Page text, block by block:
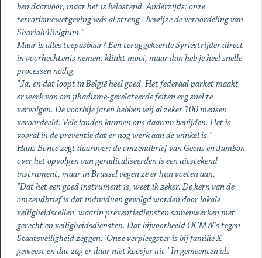
ben daarvóór, maar het is belastend. Anderzijds: onze
terrorismewetgeving wás al streng - bewijze de veroordeling van
Shariah4Belgium."
Maar is alles toepasbaar? Een teruggekeerde Syriëstrijder direct
in voorhechtenis nemen: klinkt mooi, maar dan heb je heel snelle
processen nodig.
"Ja, en dat loopt in België heel goed. Het federaal parket maakt
er werk van om jihadisme-gerelateerde feiten erg snel te
vervolgen. De voorbije jaren hebben wij al zeker 100 mensen
veroordeeld. Vele landen kunnen ons daarom benijden. Het is
vooral in de preventie dat er nog werk aan de winkel is."
Hans Bonte zegt daarover: de omzendbrief van Geens en Jambon
over het opvolgen van geradicaliseerden is een uitstekend
instrument, maar in Brussel vegen ze er hun voeten aan.
"Dat het een goed instrument is, weet ik zeker. De kern van de
omzendbrief is dat individuen gevolgd worden door lokale
veiligheidscellen, waarin preventiediensten samenwerken met
gerecht en veiligheidsdiensten. Dat bijvoorbeeld OCMW's tegen
Staatsveiligheid zeggen: 'Onze verpleegster is bij familie X
geweest en dat zag er daar niet koosjer uit.' In gemeenten als